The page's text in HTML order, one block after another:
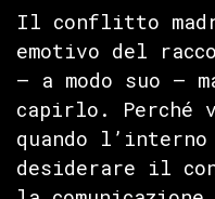
Il conflitto
emotivo del
— a modo suo —
capirlo. Perché
quando
desiderare il